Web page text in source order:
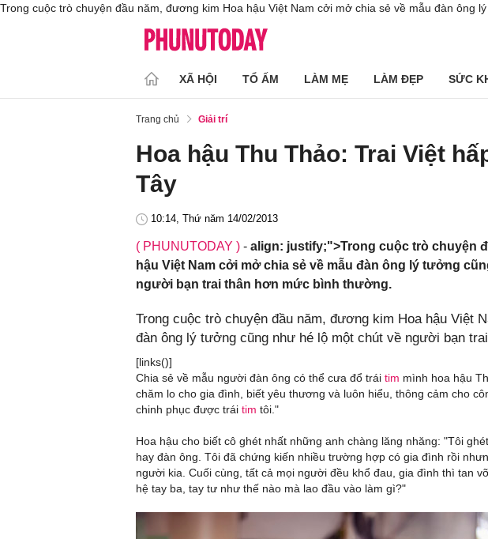
Trong cuộc trò chuyện đầu năm, đương kim Hoa hậu Việt Nam cởi mở chia sẻ về mẫu đàn
XÃ HỘI TỔ ẤM LÀM MẸ LÀM ĐẸP SỨC
Trang chủ Giải trí
Hoa hậu Thu Thảo: Trai Việt
Tây
10:14, Thứ năm 14/02/2013
( PHUNUTODAY ) - align: justify;">Trong cuộc trò chuyện
hậu Việt Nam cởi mở chia sẻ về mẫu đàn ông lý tưởng
người bạn trai thân hơn mức bình thường.
Trong cuộc trò chuyện đầu năm, đương kim Hoa hậu Việt
đàn ông lý tưởng cũng như hé lộ một chút về người bạn
[links()]
Chia sẻ về mẫu người đàn ông có thể cưa đổ trái tim mình hoa hậu
chăm lo cho gia đình, biết yêu thương và luôn hiểu, thông cảm cho
chinh phục được trái tim tôi."
Hoa hậu cho biết cô ghét nhất những anh chàng lăng nhăng: "Tôi
hay đàn ông. Tôi đã chứng kiến nhiều trường hợp có gia đình rồi
người kia. Cuối cùng, tất cả mọi người đều khổ đau, gia đình thì tan
hệ tay ba, tay tư như thế nào mà lao đầu vào làm gì?"